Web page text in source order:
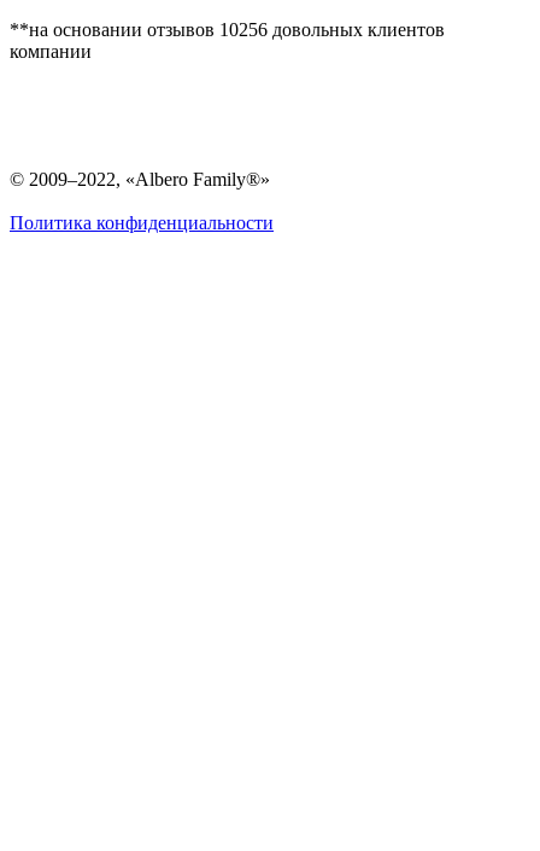
**на основании отзывов 10256 довольных клиентов
компании
© 2009–2022, «Albero Family®»
Политика конфиденциальности